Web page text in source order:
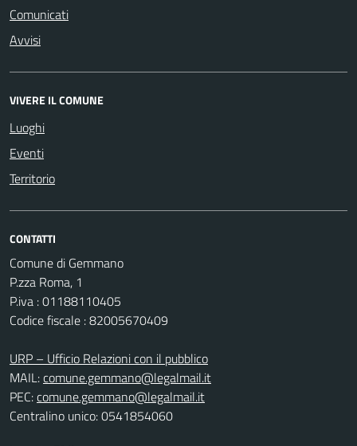
Comunicati
Avvisi
VIVERE IL COMUNE
Luoghi
Eventi
Territorio
CONTATTI
Comune di Gemmano
P.zza Roma, 1
P.iva : 01188110405
Codice fiscale : 82005670409
URP – Ufficio Relazioni con il pubblico
MAIL:comune.gemmano@legalmail.it
PEC:comune.gemmano@legalmail.it
Centralino unico: 0541854060